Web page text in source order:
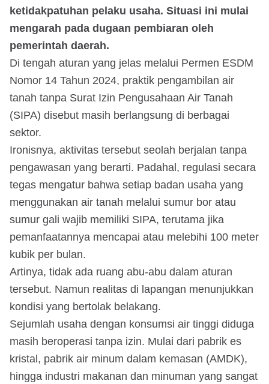
ketidakpatuhan pelaku usaha. Situasi ini mulai
mengarah pada dugaan pembiaran oleh
pemerintah daerah.
Di tengah aturan yang jelas melalui Permen ESDM
Nomor 14 Tahun 2024, praktik pengambilan air
tanah tanpa Surat Izin Pengusahaan Air Tanah
(SIPA) disebut masih berlangsung di berbagai
sektor.
Ironisnya, aktivitas tersebut seolah berjalan tanpa
pengawasan yang berarti. Padahal, regulasi secara
tegas mengatur bahwa setiap badan usaha yang
menggunakan air tanah melalui sumur bor atau
sumur gali wajib memiliki SIPA, terutama jika
pemanfaatannya mencapai atau melebihi 100 meter
kubik per bulan.
Artinya, tidak ada ruang abu-abu dalam aturan
tersebut. Namun realitas di lapangan menunjukkan
kondisi yang bertolak belakang.
Sejumlah usaha dengan konsumsi air tinggi diduga
masih beroperasi tanpa izin. Mulai dari pabrik es
kristal, pabrik air minum dalam kemasan (AMDK),
hingga industri makanan dan minuman yang sangat